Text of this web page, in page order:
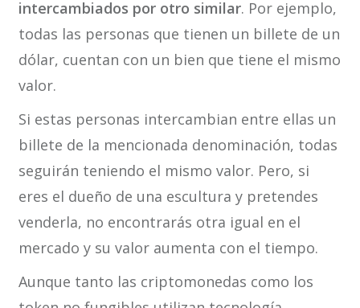
intercambiados por otro similar. Por ejemplo,
todas las personas que tienen un billete de un
dólar, cuentan con un bien que tiene el mismo
valor.
Si estas personas intercambian entre ellas un
billete de la mencionada denominación, todas
seguirán teniendo el mismo valor. Pero, si
eres el dueño de una escultura y pretendes
venderla, no encontrarás otra igual en el
mercado y su valor aumenta con el tiempo.
Aunque tanto las criptomonedas como los